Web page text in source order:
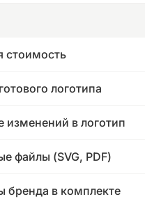
стоимость
логотипа
изменений в логотип
файлы (SVG, PDF)
бренда в комплекте